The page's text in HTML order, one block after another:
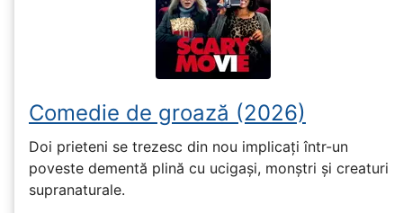
Comedie de groază (2026)
Doi prieteni se trezesc din nou implicați într-un
poveste dementă plină cu ucigași, monștri și creaturi
supranaturale.